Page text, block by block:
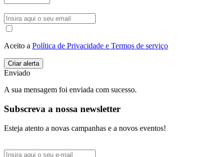
Aceito a Política de Privacidade e Termos de serviço
Enviado
A sua mensagem foi enviada com sucesso.
Subscreva a nossa newsletter
Esteja atento a novas campanhas e a novos eventos!